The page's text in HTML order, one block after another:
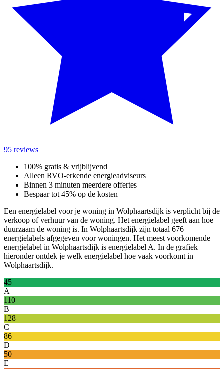
95 reviews
100% gratis & vrijblijvend
Alleen RVO-erkende energieadviseurs
Binnen 3 minuten meerdere offertes
Bespaar tot 45% op de kosten
Een energielabel voor je woning in Wolphaartsdijk is verplicht bij de
verkoop of verhuur van de woning. Het energielabel geeft aan hoe
duurzaam de woning is. In Wolphaartsdijk zijn totaal 676
energielabels afgegeven voor woningen. Het meest voorkomende
energielabel in Wolphaartsdijk is energielabel A. In de grafiek
hieronder ontdek je welk energielabel hoe vaak voorkomt in
Wolphaartsdijk.
45
A+
110
B
128
C
86
D
50
E